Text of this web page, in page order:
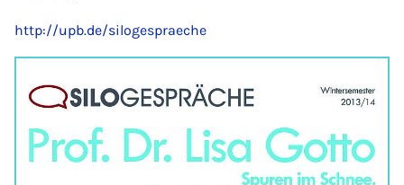
http://upb.de/silogespraeche